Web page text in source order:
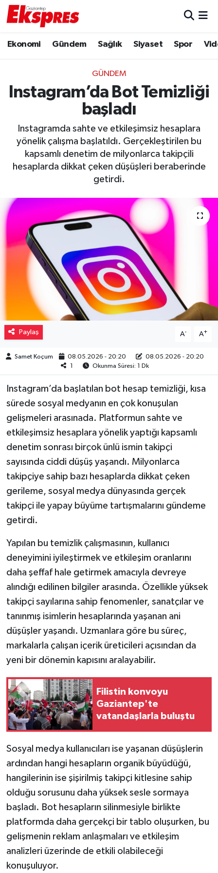
Ekonomi Gündem Sağlık Siyaset Spor
GÜNDEM
Instagram’da Bot Temizliği
başladı
Instagramda sahte ve etkileşimsiz hesaplara
yönelik çalışma başlatıldı. Gerçekleştirilen bu
kapsamlı denetim de milyonlarca takipçili
hesaplarda dikkat çeken düşüşleri beraberinde
getirdi.
Paylaş A- A+
Samet Koçum 08.05.2026 - 20:20
08.05.2026 - 20:20
1
Okunma Süresi: 1 Dk
Instagram’da başlatılan bot hesap temizliği, kısa
sürede sosyal medyanın en çok konuşulan
gelişmeleri arasınada. Platformun sahte ve
etkileşimsiz hesaplara yönelik yaptığı kapsamlı
denetim sonrası birçok ünlü ismin takipçi
sayısında ciddi düşüş yaşandı. Milyonlarca
takipçiye sahip bazı hesaplarda dikkat çeken
gerileme, sosyal medya dünyasında gerçek
takipçi ile yapay büyüme tartışmalarını gündeme
getirdi.
Yapılan bu temizlik çalışmasının, kullanıcı
deneyimini iyileştirmek ve etkileşim oranlarını
daha şeffaf hale getirmek amacıyla devreye
alındığı edilinen bilgiler arasında. Özellikle yüksek
takipçi sayılarına sahip fenomenler, sanatçılar ve
tanınmış isimlerin hesaplarında yaşanan ani
düşüşler yaşandı. Uzmanlara göre bu süreç,
markalarla çalışan içerik üreticileri açısından da
yeni bir dönemin kapısını aralayabilir.
Filistin konvoyu
Gaziantep'te
vatandaşlarla buluştu
Sosyal medya kullanıcıları ise yaşanan düşüşlerin
ardından hangi hesapların organik büyüdüğü,
hangilerinin ise şişirilmiş takipçi kitlesine sahip
olduğu sorusunu daha yüksek sesle sormaya
başladı. Bot hesapların silinmesiyle birlikte
platformda daha gerçekçi bir tablo oluşurken, bu
gelişmenin reklam anlaşmaları ve etkileşim
analizleri üzerinde de etkili olabileceği
konuşuluyor.
Ekonomi
Gaziantep son dakika
Gündem
Haberler
Müzik
Piyasa
Resmi İlanlar
Sağlık
Sinemalar
Siyaset
Teknoloji
Türkiye
Video Haber
Yaşam
Yeme-İçme
Trafik Durumu
Puan Durumu ve Fikstür
Son Dakika Haberleri
Haber Arşivi